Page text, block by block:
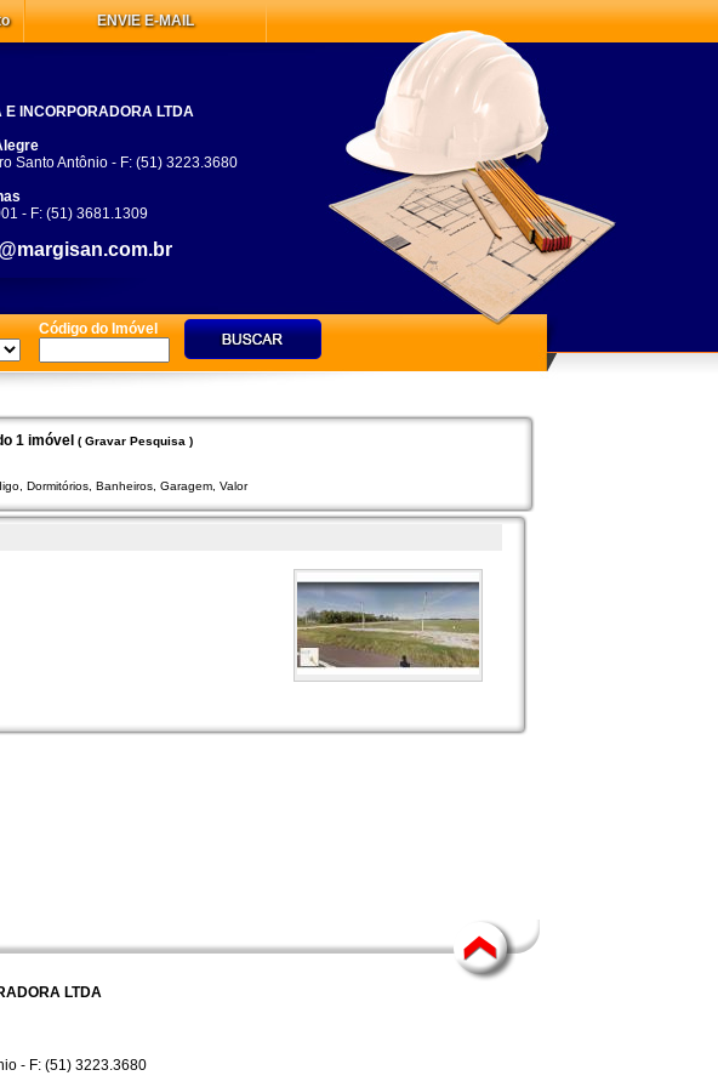
ENVIE E-MAIL
E INCORPORADORA LTDA
Santo Antônio - F: (51) 3223.3680
- F: (51) 3681.1309
Código do Imóvel
1 imóvel ( Gravar Pesquisa )
Dormitórios Banheiros Garagem Valor
LTDA
- F: (51) 3223.3680